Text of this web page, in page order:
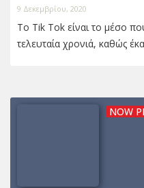
9 Δεκεμβρίου, 2020
Το Tik Tok είναι το μέσο
τελευταία χρονιά, καθώς
NOW